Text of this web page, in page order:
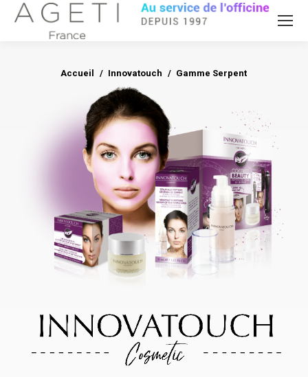
Vous êtes ici :
Accueil Innovatouch Gamme Serpent